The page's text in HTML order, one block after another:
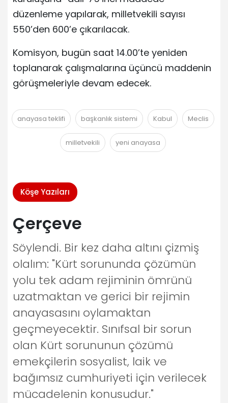
düzenleme yapılarak, milletvekili sayısı
550’den 600’e çıkarılacak.
Komisyon, bugün saat 14.00’te yeniden
toplanarak çalışmalarına üçüncü maddenin
görüşmeleriyle devam edecek.
anayasa teklifi başkanlık sistemi Kabul Meclis
milletvekili yeni anayasa
Köşe Yazıları
Çerçeve
Söylendi. Bir kez daha altını çizmiş
olalım: "Kürt sorununda çözümün
yolu tek adam rejiminin ömrünü
uzatmaktan ve gerici bir rejimin
anayasasını oylamaktan
geçmeyecektir. Sınıfsal bir sorun
olan Kürt sorununun çözümü
emekçilerin sosyalist, laik ve
bağımsız cumhuriyeti için verilecek
mücadelenin konusudur."